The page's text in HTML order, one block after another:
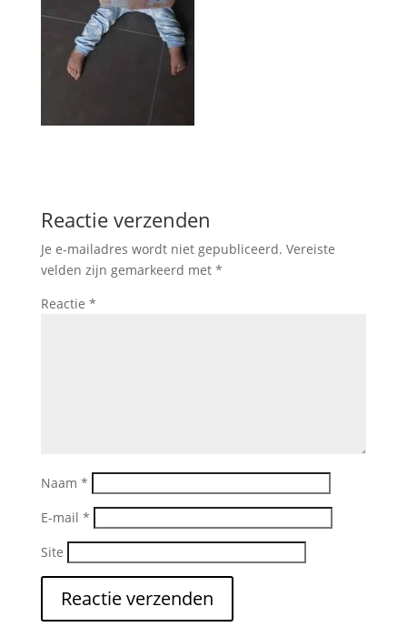
Reactie verzenden
Je e-mailadres wordt niet gepubliceerd. Vereiste
velden zijn gemarkeerd met *
Reactie *
Naam *
E-mail *
Site